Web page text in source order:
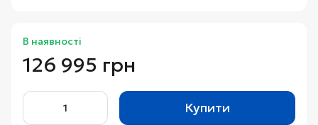
В наявності
126 995 грн
Купити